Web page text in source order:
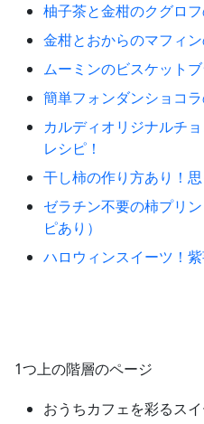
柚子茶と金柑のクグロ
金柑とおからのマフィ
ムーミンのビスケット
簡単フォンダンショコラ
カルディオリジナルチ
レシピ！
干し柿の作り方あり！
ゼラチン不要の柿プリ
ピあり）
ハロウィンスイーツ！
1つ上の階層のページ
おうちカフェを彩るス